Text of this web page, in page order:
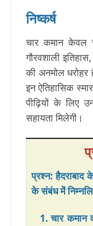
निष्कर्ष
चार कमान केवल
गौरवशाली
की अनमोल धरोहर
इन ऐतिहासिक
पीढ़ियों के लिए
सहायता मिलेगी।
प्रश्न:
के संबंध में
चार कमान